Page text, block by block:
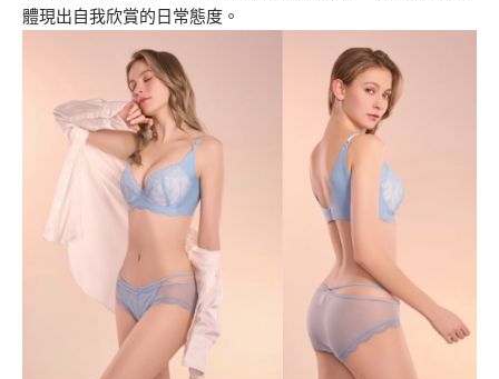
體現出自我欣賞的日常態度。